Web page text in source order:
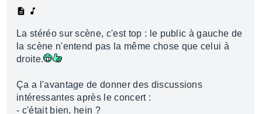
La stéréo sur scène, c'est top : le public à gauche de
la scène n'entend pas la même chose que celui à
droite.
Ça a l'avantage de donner des discussions
intéressantes après le concert :
- c'était bien, hein ?